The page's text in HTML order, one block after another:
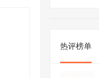
热评榜单